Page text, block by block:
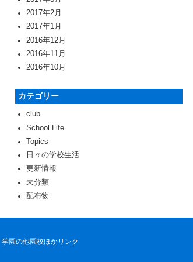
2017年2月
2017年1月
2016年12月
2016年11月
2016年10月
カテゴリー
club
School Life
Topics
日々の学校生活
更新情報
未分類
配布物
学園の他園校ほかリンク